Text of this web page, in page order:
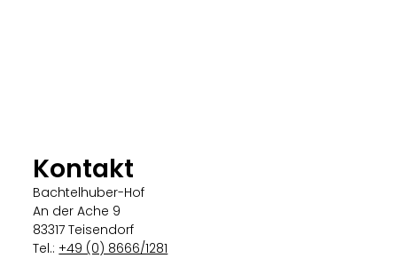
Kontakt
Bachtelhuber-Hof
An der Ache 9
83317 Teisendorf
Tel.:+49 (0) 8666/1281